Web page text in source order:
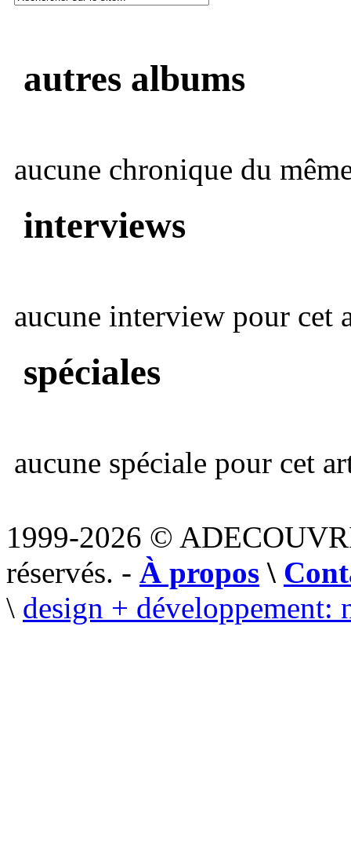
autres albums
aucune chronique du
interviews
aucune interview pour cet
spéciales
aucune spéciale pour cet
1999-2026 ©
réservés. - À propos \
\ design + développement: